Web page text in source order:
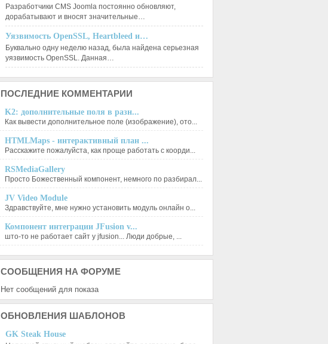
Разработчики CMS Joomla постоянно обновляют,
дорабатывают и вносят значительные…
Уязвимость OpenSSL, Heartbleed и…
Буквально одну неделю назад, была найдена серьезная
уязвимость OpenSSL. Данная…
ПОСЛЕДНИЕ КОММЕНТАРИИ
K2: дополнительные поля в разн...
Как вывести дополнительное поле (изображение), ото...
HTMLMaps - интерактивный план ...
Расскажите пожалуйста, как проще работать с коорди...
RSMediaGallery
Просто Божественный компонент, немного по разбирал...
JV Video Module
Здравствуйте, мне нужно установить модуль онлайн о...
Компонент интеграции JFusion v...
што-то не работает сайт у jfusion... Люди добрые, ...
СООБЩЕНИЯ НА ФОРУМЕ
Нет сообщений для показа
ОБНОВЛЕНИЯ ШАБЛОНОВ
GK Steak House